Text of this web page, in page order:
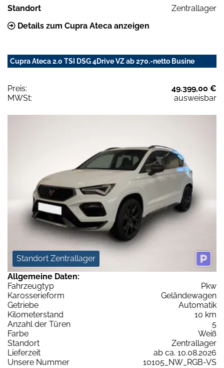
Standort
Zentrallager
Details zum Cupra Ateca anzeigen
Cupra Ateca 2.0 TSI DSG 4Drive VZ ab 270.-netto Busine
Preis:
49.399,00 €
MWSt:
ausweisbar
Standort Zentrallager
Allgemeine Daten:
Fahrzeugtyp
Pkw
Karosserieform
Geländewagen
Getriebe
Automatik
Kilometerstand
10 km
Anzahl der Türen
5
Farbe
Weiß
Standort
Zentrallager
Lieferzeit
ab ca. 10.08.2026
Unsere Nummer
10105_NW_RGB-VS